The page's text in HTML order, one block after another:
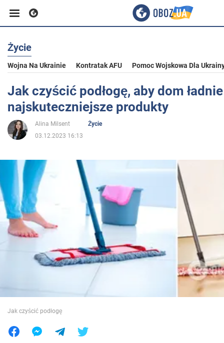
Biznes
Sport
Rozrywka
Polityka
Społeczeństwo
Wojna na Ukrainie
Jedzenie
Życie
Wojna Na Ukrainie Kontratak AFU Pomoc Wojskowa Dla
Jak czyścić podłogę, aby dom
najskuteczniejsze produkty
Alina Milsent
Życie
03.12.2023 16:13
Jak czyścić podłogę